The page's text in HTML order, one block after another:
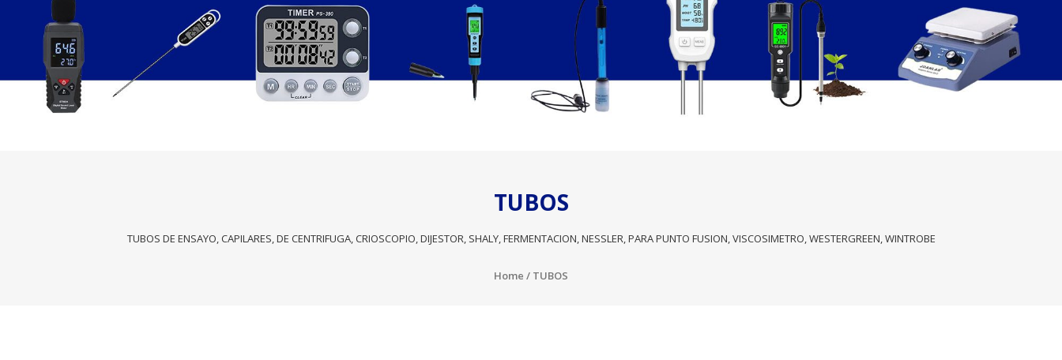
TUBOS
TUBOS DE ENSAYO, CAPILARES, DE CENTRIFUGA, CRIOSCOPIO, DIJESTOR, SHALY, FERMENTACION, NESSLER, PARA PUNTO FUSION, VISCOSIMETRO, WESTERGREEN, WINTROBE
Home / TUBOS